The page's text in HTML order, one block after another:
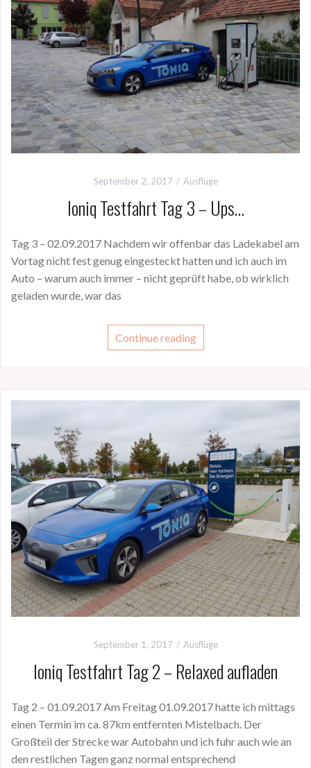
September 2, 2017 Ausflüge
Ioniq Testfahrt Tag 3 – Ups…
Tag 3 – 02.09.2017 Nachdem wir offenbar das Ladekabel am
Vortag nicht fest genug eingesteckt hatten und ich auch im
Auto – warum auch immer – nicht geprüft habe, ob wirklich
geladen wurde, war das
Continue reading
September 1, 2017 Ausflüge
Ioniq Testfahrt Tag 2 – Relaxed aufladen
Tag 2 – 01.09.2017 Am Freitag 01.09.2017 hatte ich mittags
einen Termin im ca. 87km entfernten Mistelbach. Der
Großteil der Strecke war Autobahn und ich fuhr auch wie an
den restlichen Tagen ganz normal entsprechend